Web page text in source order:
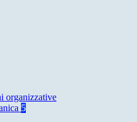
organizzative
5